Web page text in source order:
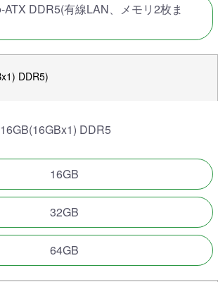
DDR5(有線LAN、メモリ2枚ま
DDR5)
16GB(16GBx1) DDR5
16GB
32GB
64GB